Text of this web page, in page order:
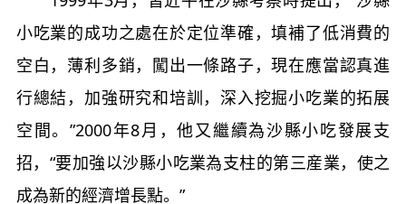
小吃業的成功之處在於定位準確，填補了低消費的
空白，薄利多銷，闖出一條路子，現在應當認真進
行總結，加強研究和培訓，深入挖掘小吃業的拓展
空間。”2000年8月，他又繼續為沙縣小吃發展支
招，“要加強以沙縣小吃業為支柱的第三産業，使之
成為新的經濟增長點。”